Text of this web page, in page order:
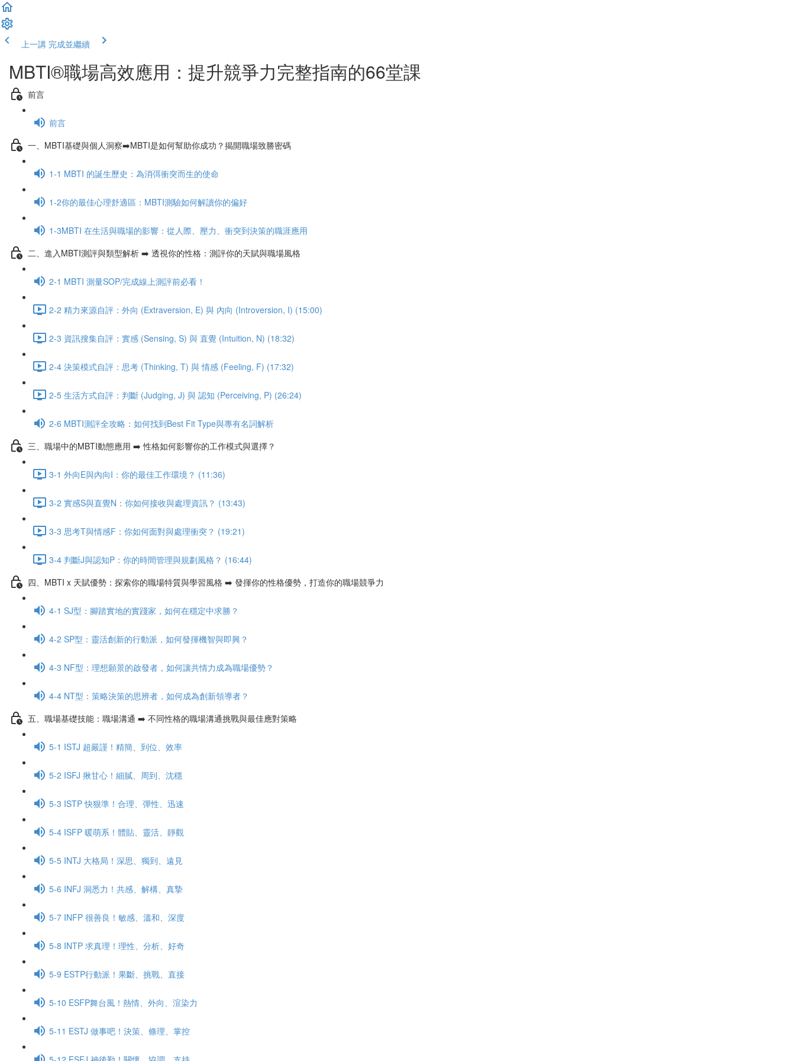
上一講 完成並繼續
MBTI®職場高效應用：提升競爭力完整指南的66堂課
前言
前言
一、MBTI基礎與個人洞察➡️MBTI是如何幫助你成功？揭開職場致勝密碼
1-1 MBTI 的誕生歷史：為消弭衝突而生的使命
1-2你的最佳心理舒適區：MBTI測驗如何解讀你的偏好
1-3MBTI 在生活與職場的影響：從人際、壓力、衝突到決策的職涯應用
二、進入MBTI測評與類型解析 ➡️ 透視你的性格：測評你的天賦與職場風格
2-1 MBTI 測量SOP/完成線上測評前必看！
2-2 精力來源自評：外向 (Extraversion, E) 與 內向 (Introversion, I) (15:00)
2-3 資訊搜集自評：實感 (Sensing, S) 與 直覺 (Intuition, N) (18:32)
2-4 決策模式自評：思考 (Thinking, T) 與 情感 (Feeling, F) (17:32)
2-5 生活方式自評：判斷 (Judging, J) 與 認知 (Perceiving, P) (26:24)
2-6 MBTI測評全攻略：如何找到Best Fit Type與專有名詞解析
三、職場中的MBTI動態應用 ➡️ 性格如何影響你的工作模式與選擇？
3-1 外向E與內向I：你的最佳工作環境？ (11:36)
3-2 實感S與直覺N：你如何接收與處理資訊？ (13:43)
3-3 思考T與情感F：你如何面對與處理衝突？ (19:21)
3-4 判斷J與認知P：你的時間管理與規劃風格？ (16:44)
四、MBTI x 天賦優勢：探索你的職場特質與學習風格 ➡️ 發揮你的性格優勢，打造你的職場競爭力
4-1 SJ型：腳踏實地的實踐家，如何在穩定中求勝？
4-2 SP型：靈活創新的行動派，如何發揮機智與即興？
4-3 NF型：理想願景的啟發者，如何讓共情力成為職場優勢？
4-4 NT型：策略決策的思辨者，如何成為創新領導者？
五、職場基礎技能：職場溝通 ➡️ 不同性格的職場溝通挑戰與最佳應對策略
5-1 ISTJ 超嚴謹！精簡、到位、效率
5-2 ISFJ 揪甘心！細膩、周到、沈穩
5-3 ISTP 快狠準！合理、彈性、迅速
5-4 ISFP 暖萌系！體貼、靈活、靜觀
5-5 INTJ 大格局！深思、獨到、遠見
5-6 INFJ 洞悉力！共感、解構、真摯
5-7 INFP 很善良！敏感、溫和、深度
5-8 INTP 求真理！理性、分析、好奇
5-9 ESTP行動派！果斷、挑戰、直接
5-10 ESFP舞台風！熱情、外向、渲染力
5-11 ESTJ 做事吧！決策、條理、掌控